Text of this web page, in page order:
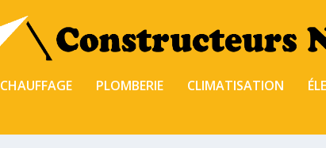
CHAUFFAGE PLOMBERIE CLIMATISATION